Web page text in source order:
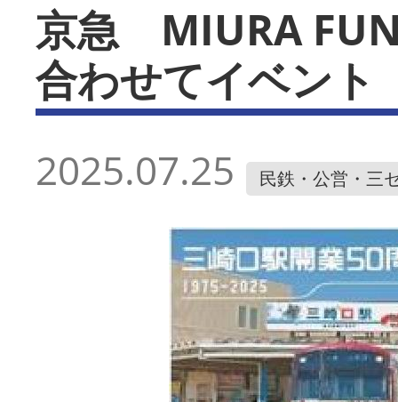
京急 MIURA
合わせてイベント
2025.07.25 民鉄・公営・三